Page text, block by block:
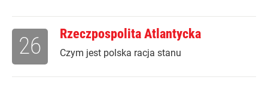
Rzeczpospolita Atlantycka
Czym jest polska racja stanu
26